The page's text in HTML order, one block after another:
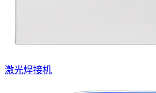
激光焊接机